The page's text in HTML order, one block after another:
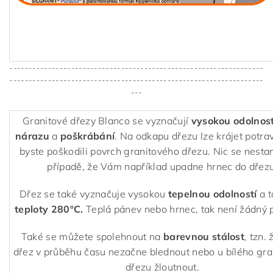
------------------------------------------------------------------
------------------------------------------------------------------
---
Granitové dřezy Blanco se vyznačují vysokou
nárazu a poškrábání. Na odkapu dřezu lze krájet
byste poškodili povrch granitového dřezu. Nic se
případě, že Vám například upadne hrnec do
Dřez se také vyznačuje vysokou tepelnou odolnostía
teploty 280°C. Teplá pánev nebo hrnec, tak není žádný
Také se můžete spolehnout na barevnou stálost, tzn.
dřez v průběhu času nezačne blednout nebo u bílého
dřezu žloutnout.